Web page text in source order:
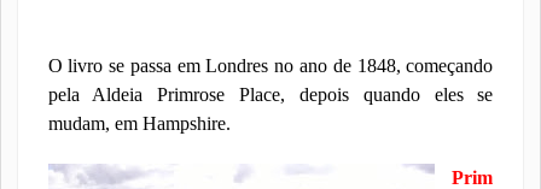
O livro se passa em Londres no ano de 1848, começando
pela Aldeia Primrose Place, depois quando eles se
mudam, em Hampshire.
Prim